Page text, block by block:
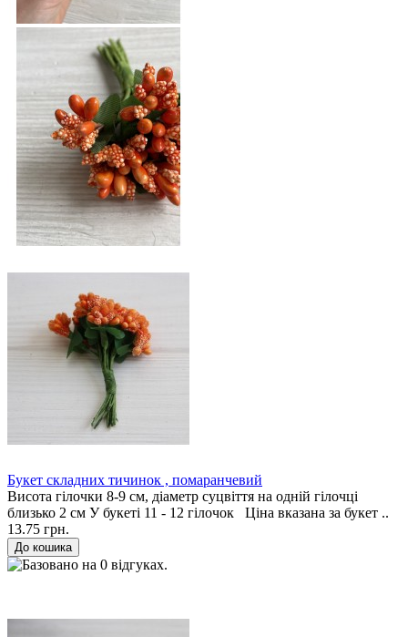
Букет складних тичинок , помаранчевий
Висота гілочки 8-9 см, діаметр суцвіття на одній гілочці
близько 2 см У букеті 11 - 12 гілочок Ціна вказана за букет ..
13.75 грн.